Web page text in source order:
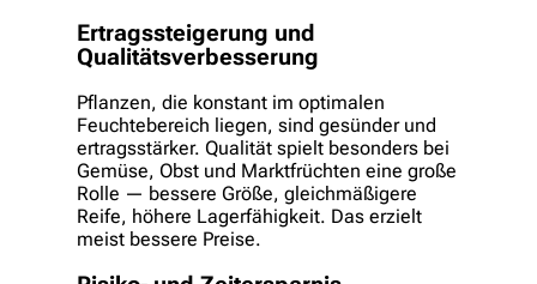
Ertragssteigerung und
Qualitätsverbesserung
Pflanzen, die konstant im optimalen
Feuchtebereich liegen, sind gesünder und
ertragsstärker. Qualität spielt besonders bei
Gemüse, Obst und Marktfrüchten eine große
Rolle — bessere Größe, gleichmäßigere
Reife, höhere Lagerfähigkeit. Das erzielt
meist bessere Preise.